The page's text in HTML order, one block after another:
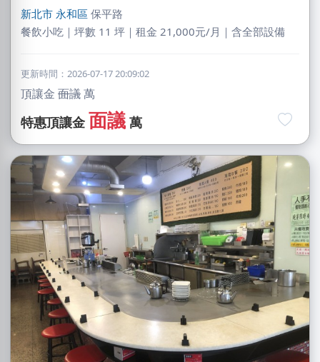
新北市 永和區 保平路
餐飲小吃｜坪數 11 坪｜租金 21,000元/月｜含全部設備
更新時間：2026-07-17 20:09:02
頂讓金 面議萬
特惠頂讓金 面議 萬